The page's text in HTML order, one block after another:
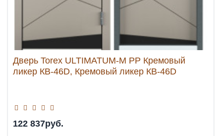
Дверь Torex ULTIMATUM-M PP Кремовый
ликер КВ-46D, Кремовый ликер КВ-46D
122 837руб.